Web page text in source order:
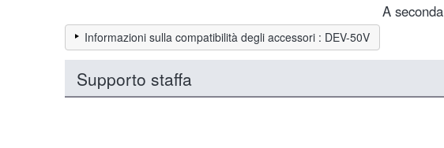
A
Informazioni sulla compatibilità degli accessori : DEV-50V
Supporto staffa